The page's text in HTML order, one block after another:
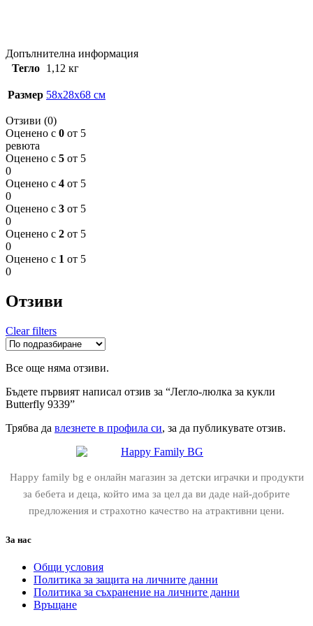
Допълнителна информация
Тегло
1,12 кг
Размер 58x28x68 см
Отзиви (0)
Оценено с 0 от 5
ревюта
Оценено с 5 от 5
0
Оценено с 4 от 5
0
Оценено с 3 от 5
0
Оценено с 2 от 5
0
Оценено с 1 от 5
0
Отзиви
Clear filters
Все още няма отзиви.
Бъдете първият написал отзив за “Легло-люлка за кукли
Butterfly 9339”
Трябва да влезнете в профила си, за да публикувате отзив.
Happy family bg е онлайн магазин за детски играчки и продукти
за бебета и деца, който има за цел да ви даде най-добрите
предложения и страхотно качество на атрактивни цени.
За нас
Общи условия
Политика за защита на личните данни
Политика за съхранение на личните данни
Връщане